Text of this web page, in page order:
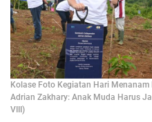
Kolase Foto Kegiatan Hari Menanam
Adrian Zakhary: Anak Muda Harus
VIII)